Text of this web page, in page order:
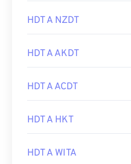
HDT A NZDT
HDT A AKDT
HDT A ACDT
HDT A HKT
HDT A WITA